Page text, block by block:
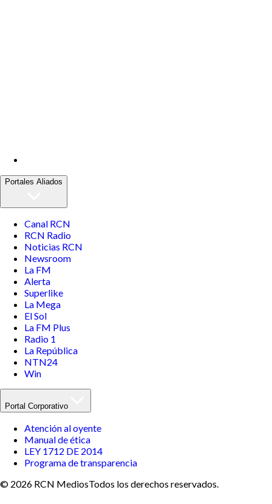
Portales Aliados
Canal RCN
RCN Radio
Noticias RCN
Newsroom
La FM
Alerta
Superlike
La Mega
El Sol
La FM Plus
Radio 1
La República
NTN24
Win
Portal Corporativo
Atención al oyente
Manual de ética
LEY 1712 DE 2014
Programa de transparencia
© 2026 RCN MediosTodos los derechos reservados.